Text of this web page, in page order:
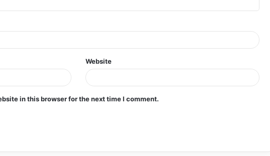
Website
in this browser for the next time I comment.